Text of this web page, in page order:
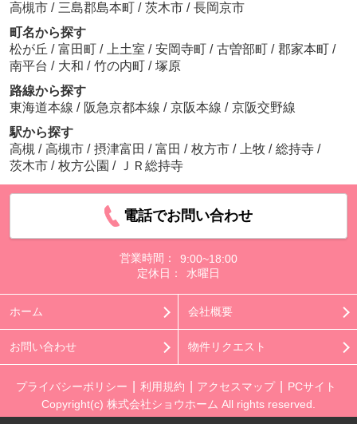
高槻市 / 三島郡島本町 / 茨木市 / 長岡京市
町名から探す
松が丘 / 富田町 / 上土室 / 安岡寺町 / 古曽部町 / 郡家本町 /
南平台 / 大和 / 竹の内町 / 塚原
路線から探す
東海道本線 / 阪急京都本線 / 京阪本線 / 京阪交野線
駅から探す
高槻 / 高槻市 / 摂津富田 / 富田 / 枚方市 / 上牧 / 総持寺 /
茨木市 / 枚方公園 / ＪＲ総持寺
電話でお問い合わせ
営業時間：
9:00~18:00
定休日：
水曜日
ホーム 会社概要
お問い合わせ 物件リクエスト
プライバシーポリシー 利用規約 アクセスマップ
PCサイト
Copyright(c) 株式会社ショウホーム All rights reserved.